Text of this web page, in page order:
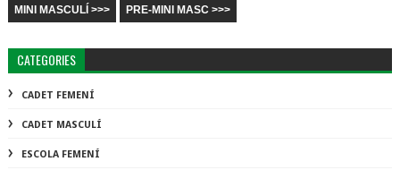
MINI MASCULÍ >>> PRE-MINI MASC >>>
CATEGORIES
CADET FEMENÍ
CADET MASCULÍ
ESCOLA FEMENÍ